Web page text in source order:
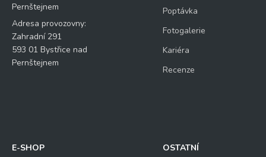
Pernštejnem
Adresa provozovny:
Zahradní 291
593 01 Bystřice nad
Pernštejnem
Poptávka
Fotogalerie
Kariéra
Recenze
E-SHOP OSTATNÍ